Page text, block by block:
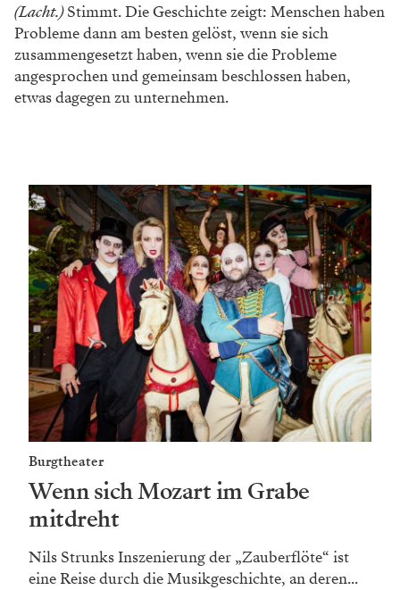
(Lacht.)Stimmt. Die Geschichte zeigt: Menschen haben
Probleme dann am besten gelöst, wenn sie sich
zusammengesetzt haben, wenn sie die Probleme
angesprochen und gemeinsam beschlossen haben,
etwas dagegen zu unternehmen.
Burgtheater
Wenn sich Mozart im Grabe
mitdreht
Nils Strunks Inszenierung der „Zauberflöte“ ist
eine Reise durch die Musikgeschichte, an deren...